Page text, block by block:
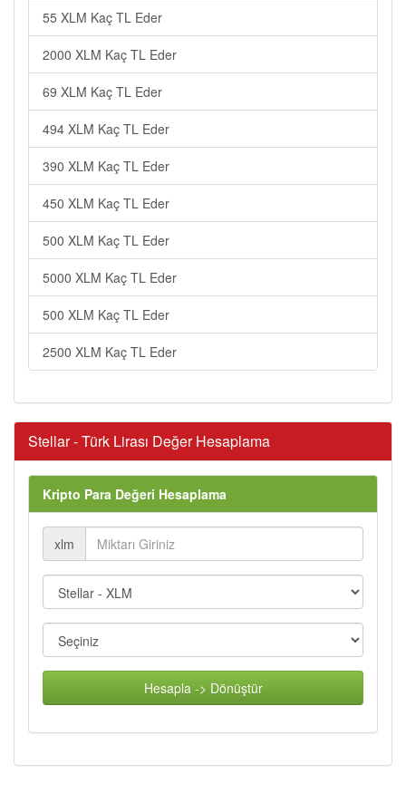
55 XLM Kaç TL Eder
2000 XLM Kaç TL Eder
69 XLM Kaç TL Eder
494 XLM Kaç TL Eder
390 XLM Kaç TL Eder
450 XLM Kaç TL Eder
500 XLM Kaç TL Eder
5000 XLM Kaç TL Eder
500 XLM Kaç TL Eder
2500 XLM Kaç TL Eder
Stellar - Türk Lirası Değer Hesaplama
Kripto Para Değeri Hesaplama
xlm
Hesapla -> Dönüştür